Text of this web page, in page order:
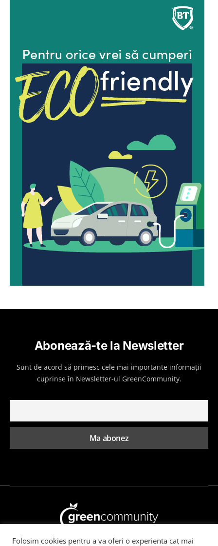
Abonează-te la Newsletter
Sunt de acord să primesc cele mai importante informații
cuprinse în Newsletter-ul GreenCommunity.
Toate drepturile rezervate GreenCommunity
Folosim cookies pentru a va oferi o experienta cat mai